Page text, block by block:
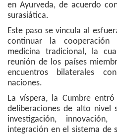
en Ayurveda, de acuerdo
surasiática.
Este paso se vincula al
continuar la
medicina tradicional, la
reunión de los países
encuentros bilaterales
naciones.
La víspera, la Cumbre
deliberaciones de alto nivel
investigación,
integración en el sistema de